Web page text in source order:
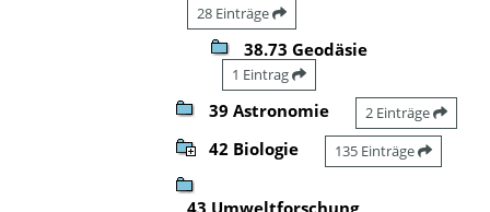
28 Einträge
38.73 Geodäsie
1 Eintrag
39 Astronomie 2 Einträge
42 Biologie 135 Einträge
43 Umweltforschung,